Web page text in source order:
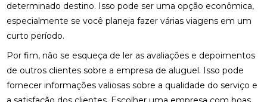
determinado destino. Isso pode ser uma opção econômica,
especialmente se você planeja fazer várias viagens em um
curto período.
Por fim, não se esqueça de ler as avaliações e depoimentos
de outros clientes sobre a empresa de aluguel. Isso pode
fornecer informações valiosas sobre a qualidade do serviço e